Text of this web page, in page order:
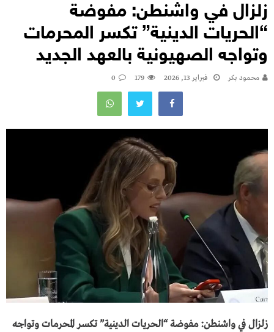
زلزال في واشنطن: مفوضة
“الحريات الدينية” تكسر المحرمات
وتواجه الصهيونية بالعهد الجديد
محمود بكر فبراير 13, 2026 179
0
زلزال في واشنطن: مفوضة “الحريات الدينية” تكسر المحرمات وتواجه